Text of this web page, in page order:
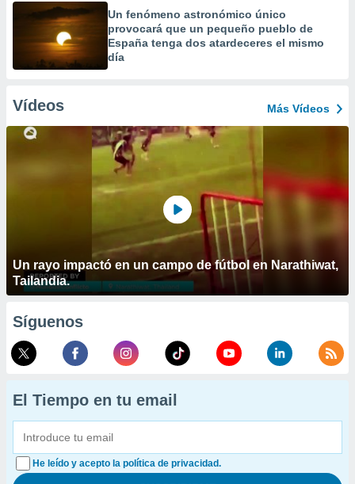
Un fenómeno astronómico único
provocará que un pequeño pueblo de
España tenga dos atardeceres el mismo
día
Vídeos Más Vídeos
Un rayo impactó en un campo de fútbol en Narathiwat,
Tailandia.
Síguenos
El Tiempo en tu email
He leído y acepto la política de privacidad.